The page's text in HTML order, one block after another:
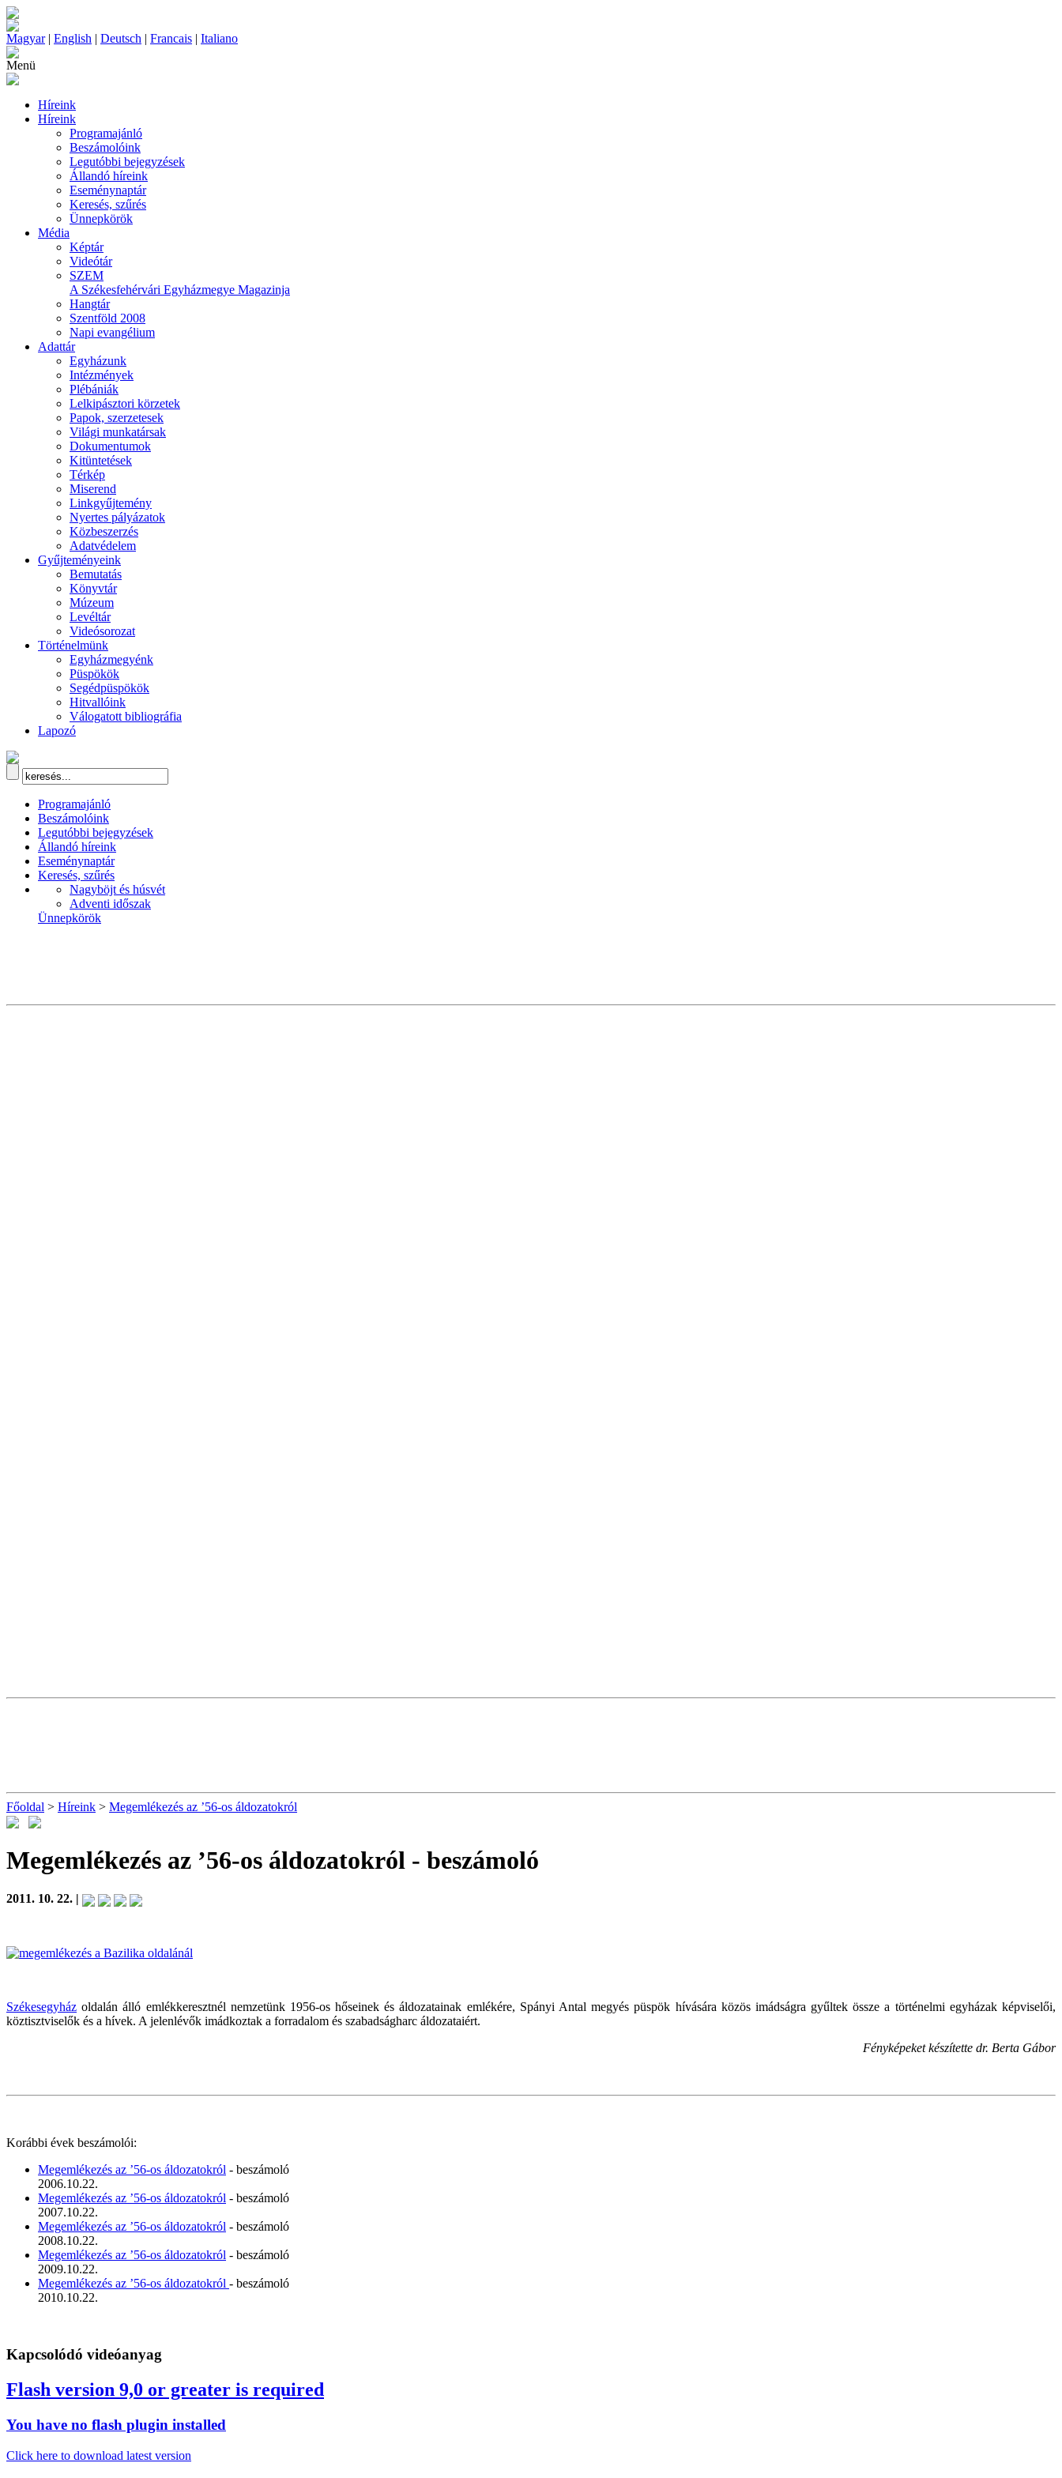
Magyar| English | Deutsch | Francais | Italiano
Menü
Híreink
Híreink
Programajánló
Beszámolóink
Legutóbbi bejegyzések
Állandó híreink
Eseménynaptár
Keresés, szűrés
Ünnepkörök
Média
Képtár
Videótár
SZEM
A Székesfehérvári Egyházmegye Magazinja
Hangtár
Szentföld 2008
Napi evangélium
Adattár
Egyházunk
Intézmények
Plébániák
Lelkipásztori körzetek
Papok, szerzetesek
Világi munkatársak
Dokumentumok
Kitüntetések
Térkép
Miserend
Linkgyűjtemény
Nyertes pályázatok
Közbeszerzés
Adatvédelem
Gyűjteményeink
Bemutatás
Könyvtár
Múzeum
Levéltár
Videósorozat
Történelmünk
Egyházmegyénk
Püspökök
Segédpüspökök
Hitvallóink
Válogatott bibliográfia
Lapozó
Programajánló
Beszámolóink
Legutóbbi bejegyzések
Állandó híreink
Eseménynaptár
Keresés, szűrés
Nagyböjt és húsvét
Adventi időszak
Ünnepkörök
Főoldal > Híreink > Megemlékezés az ’56-os áldozatokról
Megemlékezés az ’56-os áldozatokról - beszámoló
2011. 10. 22. |
Székesegyház oldalán álló emlékkeresztnél nemzetünk 1956-os hőseinek és áldozatainak emlékére, Spányi Antal megyés püspök hívására közös imádságra gyűltek össze a történelmi egyházak képviselői,
köztisztviselők és a hívek. A jelenlévők imádkoztak a forradalom és szabadságharc áldozataiért.
Fényképeket készítette dr. Berta Gábor
Korábbi évek beszámolói:
Megemlékezés az ’56-os áldozatokról - beszámoló
2006.10.22.
Megemlékezés az ’56-os áldozatokról - beszámoló
2007.10.22.
Megemlékezés az ’56-os áldozatokról - beszámoló
2008.10.22.
Megemlékezés az ’56-os áldozatokról - beszámoló
2009.10.22.
Megemlékezés az ’56-os áldozatokról - beszámoló
2010.10.22.
Kapcsolódó videóanyag
Flash version 9,0 or greater is required
You have no flash plugin installed
Click here to download latest version